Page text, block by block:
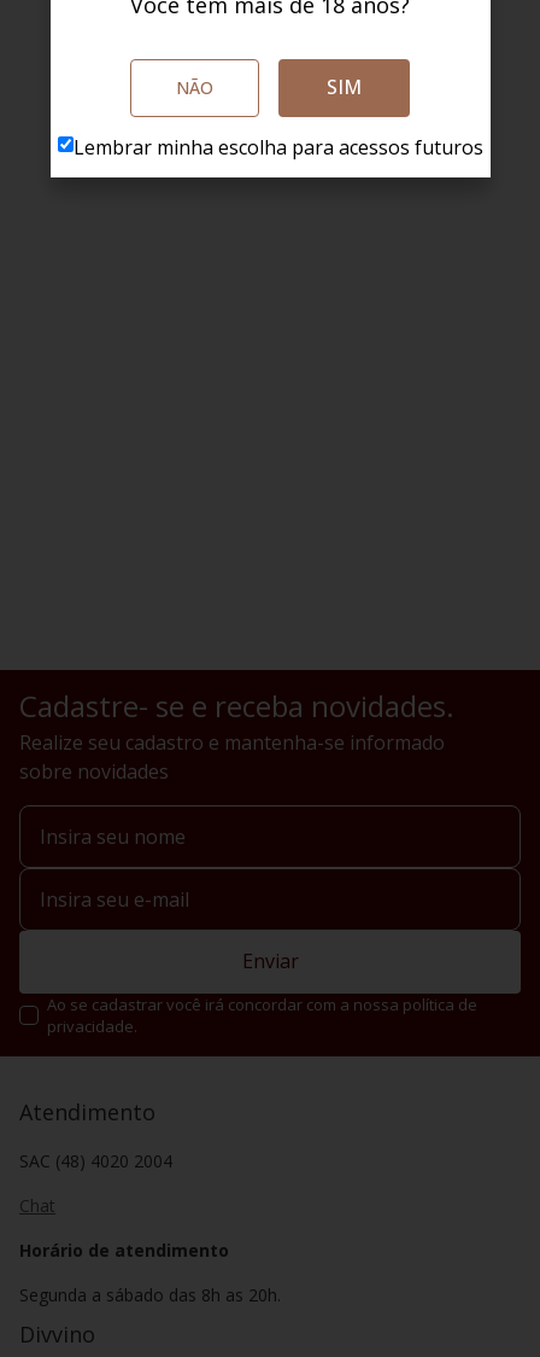
Cadastre- se e receba novidades.
Realize seu cadastro e mantenha-se informado
sobre novidades
Enviar
Ao se cadastrar você irá concordar com a nossa política de
privacidade.
Atendimento
SAC (48) 4020 2004
Chat
Horário de atendimento
Segunda a sábado das 8h as 20h.
Divvino
NÃO SIM
Lembrar minha escolha para acessos futuros